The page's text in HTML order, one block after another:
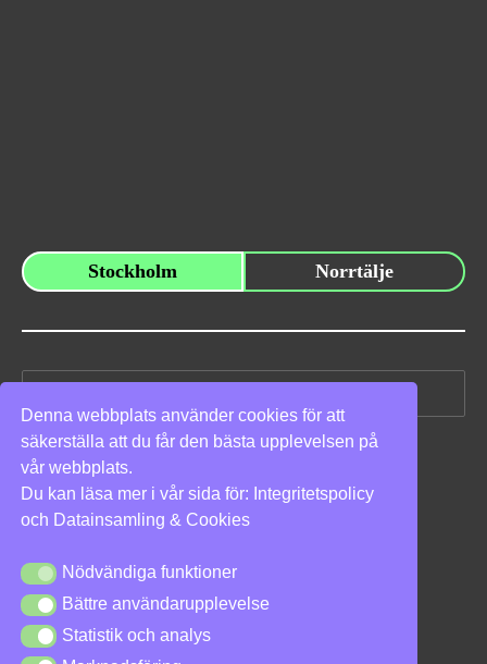
Denna webbplats använder cookies för att
säkerställa att du får den bästa upplevelsen på
vår webbplats.
Du kan läsa mer i vår sida för: Integritetspolicy
och Datainsamling & Cookies
Nödvändiga funktioner
Nödvändiga funktioner
Bättre användarupplevelse
Bättre användarupplevelse
Statistik och analys
Statistik och analys
Stockholm Norrtälje
Sök
efter:
Vi stöder
Integritetspolicy|